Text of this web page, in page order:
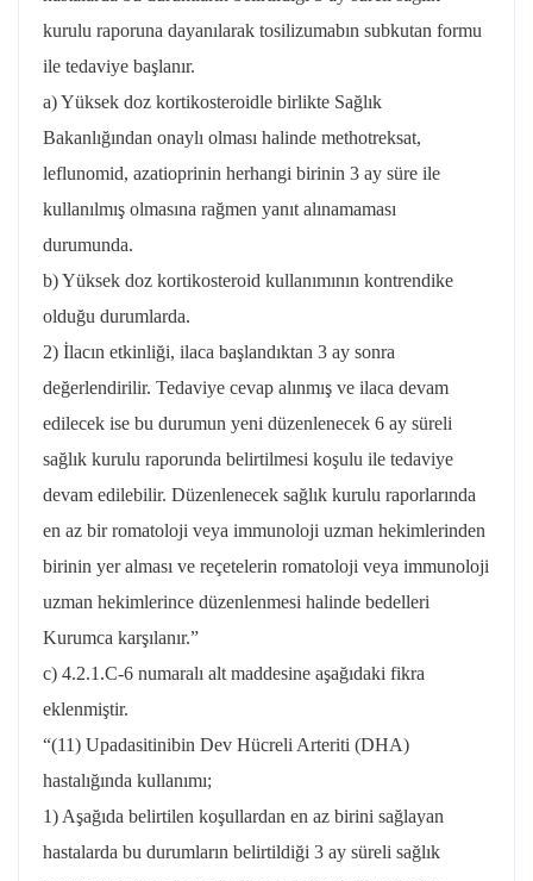
kurulu raporuna dayanılarak tosilizumabın subkutan formu
ile tedaviye başlanır.
a) Yüksek doz kortikosteroidle birlikte Sağlık
Bakanlığından onaylı olması halinde methotreksat,
leflunomid, azatioprinin herhangi birinin 3 ay süre ile
kullanılmış olmasına rağmen yanıt alınamaması
durumunda.
b) Yüksek doz kortikosteroid kullanımının kontrendike
olduğu durumlarda.
2) İlacın etkinliği, ilaca başlandıktan 3 ay sonra
değerlendirilir. Tedaviye cevap alınmış ve ilaca devam
edilecek ise bu durumun yeni düzenlenecek 6 ay süreli
sağlık kurulu raporunda belirtilmesi koşulu ile tedaviye
devam edilebilir. Düzenlenecek sağlık kurulu raporlarında
en az bir romatoloji veya immunoloji uzman hekimlerinden
birinin yer alması ve reçetelerin romatoloji veya immunoloji
uzman hekimlerince düzenlenmesi halinde bedelleri
Kurumca karşılanır.”
c) 4.2.1.C-6 numaralı alt maddesine aşağıdaki fikra
eklenmiştir.
“(11) Upadasitinibin Dev Hücreli Arteriti (DHA)
hastalığında kullanımı;
1) Aşağıda belirtilen koşullardan en az birini sağlayan
hastalarda bu durumların belirtildiği 3 ay süreli sağlık